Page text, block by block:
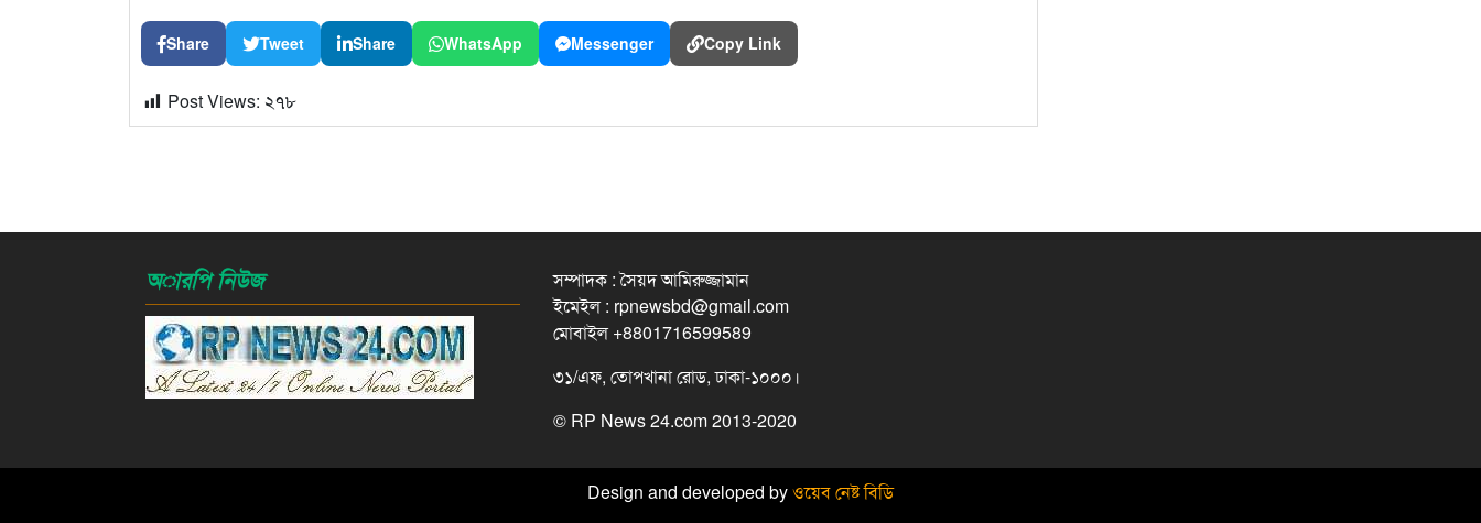
Share Tweet Share WhatsApp Messenger Copy Link
Post Views: ২৭৮
অারপি নিউজ
সম্পাদক : সৈয়দ আমিরুজ্জামান
ইমেইল : rpnewsbd@gmail.com
মোবাইল +8801716599589
৩১/এফ, তোপখানা রোড, ঢাকা-১০০০।
© RP News 24.com 2013-2020
Design and developed byওয়েব নেষ্ট বিডি